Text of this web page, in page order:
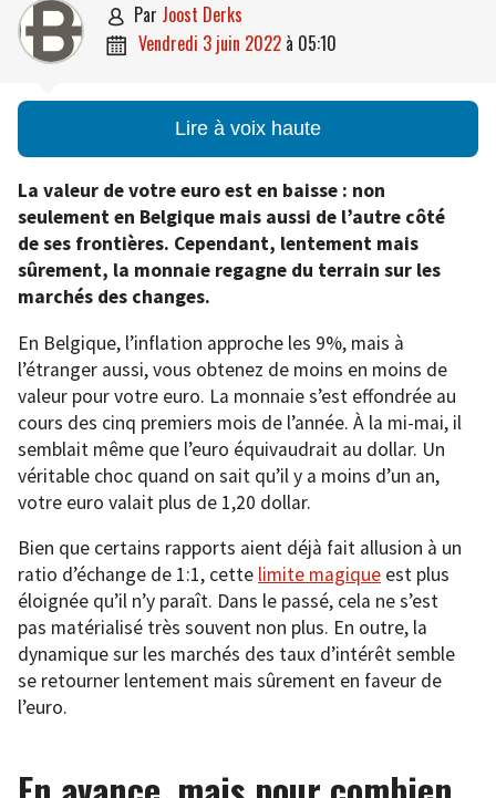
 par Joost Derks
 vendredi 3 juin 2022 à 05:10
Lire à voix haute
La valeur de votre euro est en baisse : non
seulement en Belgique mais aussi de l’autre côté
de ses frontières. Cependant, lentement mais
sûrement, la monnaie regagne du terrain sur les
marchés des changes.
En Belgique, l’inflation approche les 9%, mais à
l’étranger aussi, vous obtenez de moins en moins de
valeur pour votre euro. La monnaie s’est effondrée au
cours des cinq premiers mois de l’année. À la mi-mai, il
semblait même que l’euro équivaudrait au dollar. Un
véritable choc quand on sait qu’il y a moins d’un an,
votre euro valait plus de 1,20 dollar.
Bien que certains rapports aient déjà fait allusion à un
ratio d’échange de 1:1, cette limite magique est plus
éloignée qu’il n’y paraît. Dans le passé, cela ne s’est
pas matérialisé très souvent non plus. En outre, la
dynamique sur les marchés des taux d’intérêt semble
se retourner lentement mais sûrement en faveur de
l’euro.